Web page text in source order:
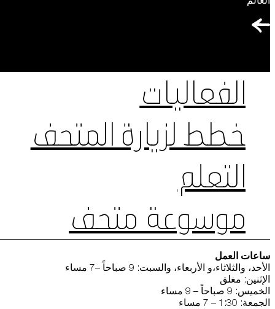
الفعاليات
خطط لزيارة المتحف
التعلم
موسوعة متحف
ساعات العمل
الأحد، والثلاثاء،و الأربعاء، والسبت: 9 صباحاً –7 مساء
الإثنين: مغلق
الخميس: 9 صباحاً – 9 مساء
الجمعة: 1:30 – 7 مساء